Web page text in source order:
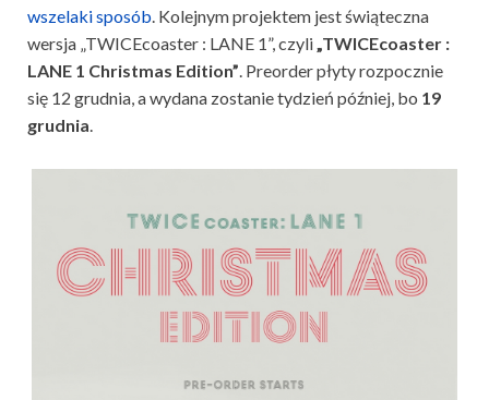
wszelaki sposób . Kolejnym projektem jest świąteczna
wersja „TWICEcoaster : LANE 1”, czyli „TWICEcoaster :
LANE 1 Christmas Edition” . Preorder płyty rozpocznie
się 12 grudnia, a wydana zostanie tydzień później, bo 19
grudnia